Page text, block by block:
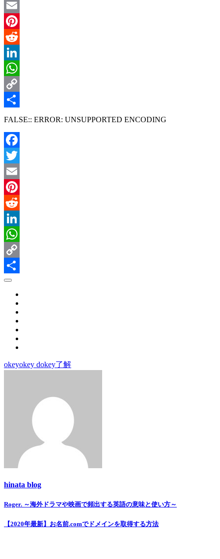
Twitter
Email
Pinterest
Reddit
LinkedIn
WhatsApp
Copy
Link
共
有
FALSE:: ERROR: UNSUPPORTED ENCODING
Facebook
Twitter
Email
Pinterest
Reddit
LinkedIn
WhatsApp
Copy
Link
共
okeyokey dokey了解
hinata blog
投
稿
Roger. ～海外ドラマや映画で頻出する英語の意味と使い方～
【2020年最新】お名前.comでドメインを取得する方法